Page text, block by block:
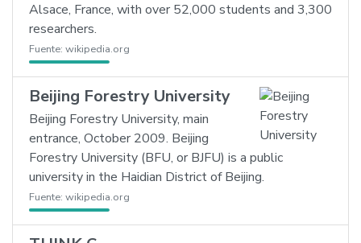
Alsace, France, with over 52,000 students and 3,300
researchers.
Fuente: wikipedia.org
Beijing Forestry University
Beijing Forestry University, main
entrance, October 2009. Beijing
Forestry University (BFU, or BJFU) is a public
university in the Haidian District of Beijing.
Fuente: wikipedia.org